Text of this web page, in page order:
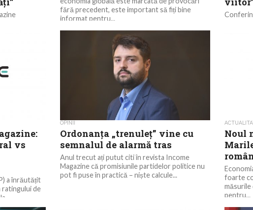
fără precedent, este important să fiți bine
informat pentru...
vs
a înrăutățit
ratingului de
OPINII
Ordonanța „trenuleț” vine cu
semnalul de alarmă tras
Anul trecut ați putut citi în revista Income
Magazine că promisiunile partidelor politice nu
pot fi puse în practică – niște calcule...
Noul
foarte
măsurile
pentru...